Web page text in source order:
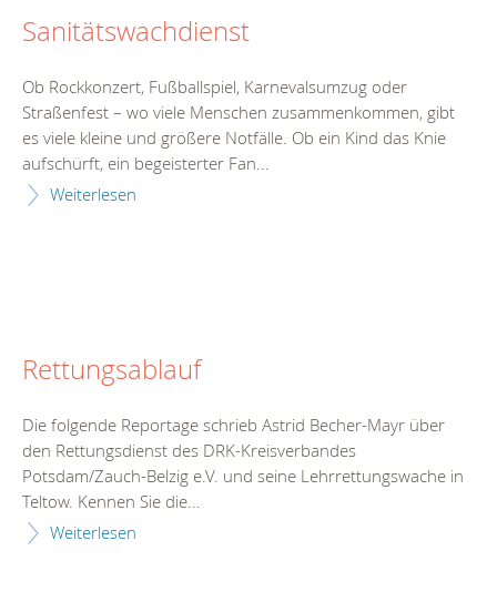
Sanitätswachdienst
Ob Rockkonzert, Fußballspiel, Karnevalsumzug oder
Straßenfest – wo viele Menschen zusammenkommen, gibt
es viele kleine und größere Notfälle. Ob ein Kind das Knie
aufschürft, ein begeisterter Fan...
Weiterlesen
Rettungsablauf
Die folgende Reportage schrieb Astrid Becher-Mayr über
den Rettungsdienst des DRK-Kreisverbandes
Potsdam/Zauch-Belzig e.V. und seine Lehrrettungswache in
Teltow. Kennen Sie die...
Weiterlesen